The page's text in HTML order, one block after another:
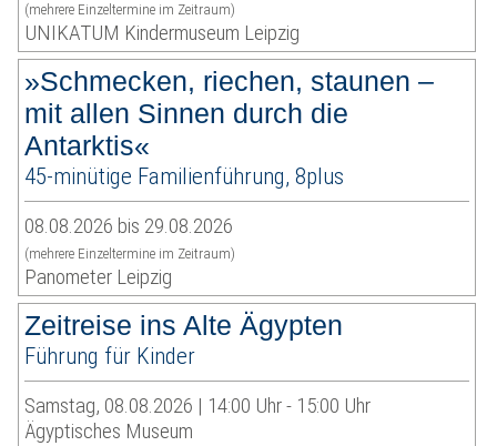
(mehrere Einzeltermine im Zeitraum)
UNIKATUM Kindermuseum Leipzig
»Schmecken, riechen, staunen –
mit allen Sinnen durch die
Antarktis«
45-minütige Familienführung, 8plus
08.08.2026 bis 29.08.2026
(mehrere Einzeltermine im Zeitraum)
Panometer Leipzig
Zeitreise ins Alte Ägypten
Führung für Kinder
Samstag, 08.08.2026 | 14:00 Uhr - 15:00 Uhr
Ägyptisches Museum